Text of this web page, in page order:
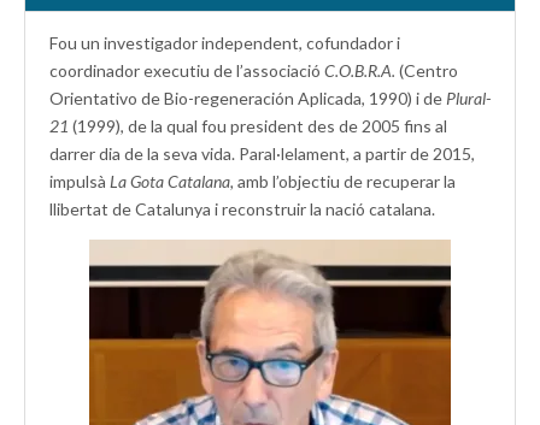
Fou un investigador independent, cofundador i
coordinador executiu de l’associació C.O.B.R.A. (Centro
Orientativo de Bio-regeneración Aplicada, 1990) i de Plural-
21 (1999), de la qual fou president des de 2005 fins al
darrer dia de la seva vida. Paral·lelament, a partir de 2015,
impulsà La Gota Catalana, amb l’objectiu de recuperar la
llibertat de Catalunya i reconstruir la nació catalana.